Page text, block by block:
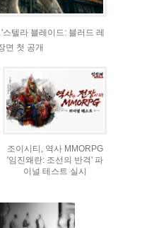
텔라 블레이드: 블러드 레
면 첫 공개
조이시티, 역사 MMORPG
'임진왜란: 조선의 반격' 파
이널 테스트 실시